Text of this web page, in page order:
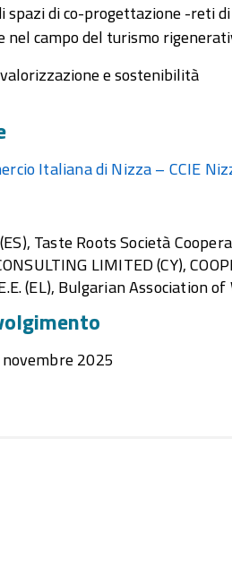
spazi di co-progettazione -reti
nel campo del turismo
e sostenibilità
Italiana di Nizza – CCIE
Taste Roots Società
LIMITED (CY),
(EL), Bulgarian Association
2025